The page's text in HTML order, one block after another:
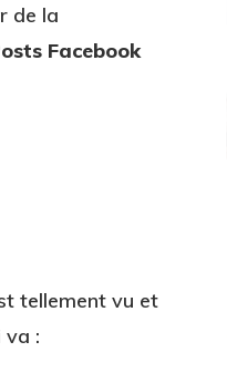
de la
Facebook
tellement vu et
va :